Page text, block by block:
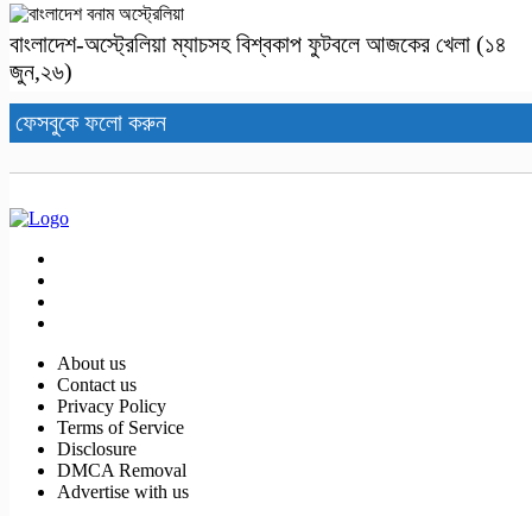
বাংলাদেশ-অস্ট্রেলিয়া ম্যাচসহ বিশ্ব‌কাপ ফুটবলে আজকের খেলা (১৪
জুন,২৬)
ফেসবুকে ফলো করুন
About us
Contact us
Privacy Policy
Terms of Service
Disclosure
DMCA Removal
Advertise with us